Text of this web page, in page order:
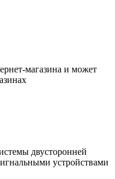
магазина и может
двусторонней
устройствами